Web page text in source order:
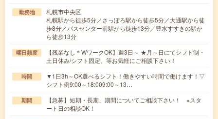
勤務地
札幌市中央区
札幌駅から徒歩5分／さっぽろ駅から徒歩5分／大通駅から徒
歩8分／バスセンター前駅から徒歩13分／豊水すすきの駅か
ら徒歩13分
曜日頻度
【残業なし＊WワークOK】週3日～ ★月～日にてシフト制・
土日休み/シフト固定、等お気軽にご相談下さい！
時間
▼1日3h～OK選べるシフト！働きやすい時間で働けます！▽
シフト例9:00～18:009:00～13…
期間
【急募】短期・長期、期間についてご相談下さい！ ※スタ
ート日の相談OK！